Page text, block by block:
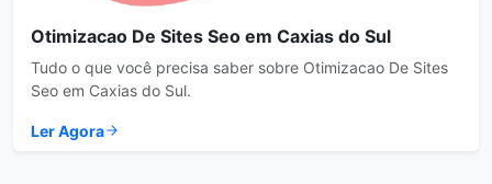
Otimizacao De Sites Seo em Caxias do Sul
Tudo o que você precisa saber sobre Otimizacao De Sites
Seo em Caxias do Sul.
Ler Agora